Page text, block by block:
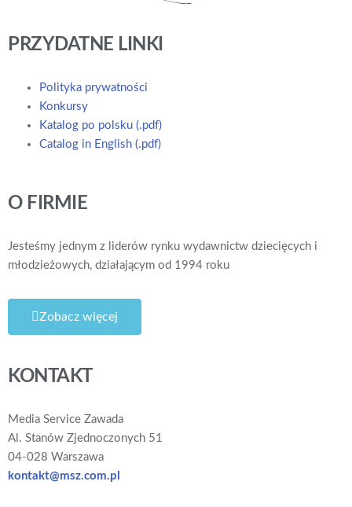
PRZYDATNE LINKI
Polityka prywatności
Konkursy
Katalog po polsku (.pdf)
Catalog in English (.pdf)
O FIRMIE
Jesteśmy jednym z liderów rynku wydawnictw dziecięcych i
młodzieżowych, działającym od 1994 roku
Zobacz więcej
KONTAKT
Media Service Zawada
Al. Stanów Zjednoczonych 51
04-028 Warszawa
kontakt@msz.com.pl